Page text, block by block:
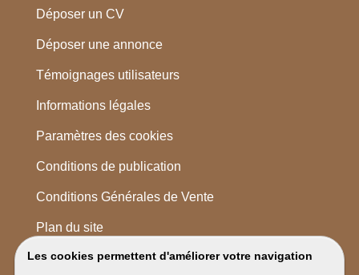
Les cookies permettent d'améliorer votre navigation
Déposer un CV
Déposer une annonce
Témoignages utilisateurs
Informations légales
Paramètres des cookies
Conditions de publication
Conditions Générales de Vente
Plan du site